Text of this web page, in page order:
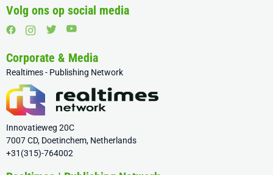
Volg ons op social media
Corporate & Media
Realtimes - Publishing Network
Innovatieweg 20C
7007 CD, Doetinchem, Netherlands
+31(315)-764002